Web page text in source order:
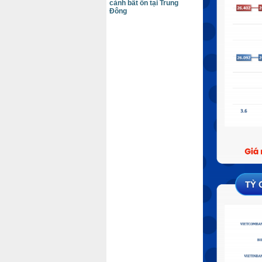
cảnh bất ổn tại Trung
Đông